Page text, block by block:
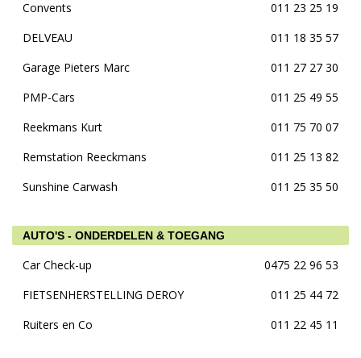
Convents
011 23 25 19
DELVEAU
011 18 35 57
Garage Pieters Marc
011 27 27 30
PMP-Cars
011 25 49 55
Reekmans Kurt
011 75 70 07
Remstation Reeckmans
011 25 13 82
Sunshine Carwash
011 25 35 50
AUTO'S - ONDERDELEN & TOEGANG
Car Check-up
0475 22 96 53
FIETSENHERSTELLING DEROY
011 25 44 72
Ruiters en Co
011 22 45 11